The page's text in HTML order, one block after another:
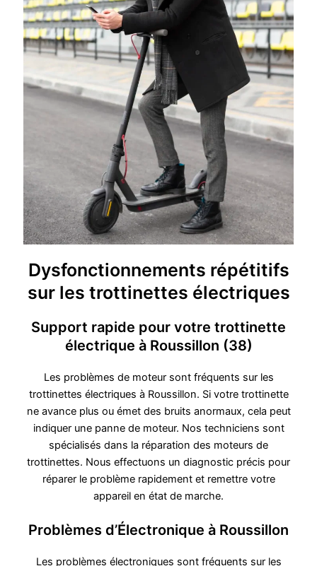
Dysfonctionnements répétitifs
sur les trottinettes électriques
Support rapide pour votre trottinette
électrique à Roussillon (38)
Les problèmes de moteur sont fréquents sur les
trottinettes électriques à Roussillon. Si votre trottinette
ne avance plus ou émet des bruits anormaux, cela peut
indiquer une panne de moteur. Nos techniciens sont
spécialisés dans la réparation des moteurs de
trottinettes. Nous effectuons un diagnostic précis pour
réparer le problème rapidement et remettre votre
appareil en état de marche.
Problèmes d’Électronique à Roussillon
Les problèmes électroniques sont fréquents sur les